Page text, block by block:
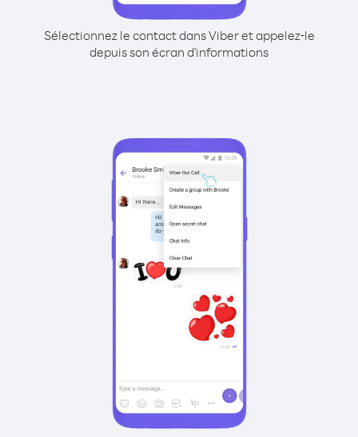
Sélectionnez le contact dans Viber et appelez-le
depuis son écran d'informations